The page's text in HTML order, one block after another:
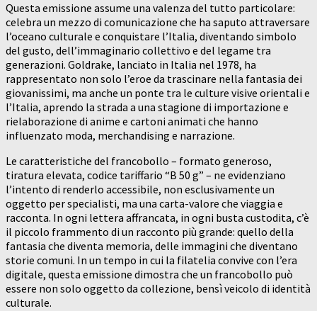
Questa emissione assume una valenza del tutto particolare:
celebra un mezzo di comunicazione che ha saputo attraversare
l’oceano culturale e conquistare l’Italia, diventando simbolo
del gusto, dell’immaginario collettivo e del legame tra
generazioni. Goldrake, lanciato in Italia nel 1978, ha
rappresentato non solo l’eroe da trascinare nella fantasia dei
giovanissimi, ma anche un ponte tra le culture visive orientali e
l’Italia, aprendo la strada a una stagione di importazione e
rielaborazione di anime e cartoni animati che hanno
influenzato moda, merchandising e narrazione.
Le caratteristiche del francobollo – formato generoso,
tiratura elevata, codice tariffario “B 50 g” – ne evidenziano
l’intento di renderlo accessibile, non esclusivamente un
oggetto per specialisti, ma una carta-valore che viaggia e
racconta. In ogni lettera affrancata, in ogni busta custodita, c’è
il piccolo frammento di un racconto più grande: quello della
fantasia che diventa memoria, delle immagini che diventano
storie comuni. In un tempo in cui la filatelia convive con l’era
digitale, questa emissione dimostra che un francobollo può
essere non solo oggetto da collezione, bensì veicolo di identità
culturale.